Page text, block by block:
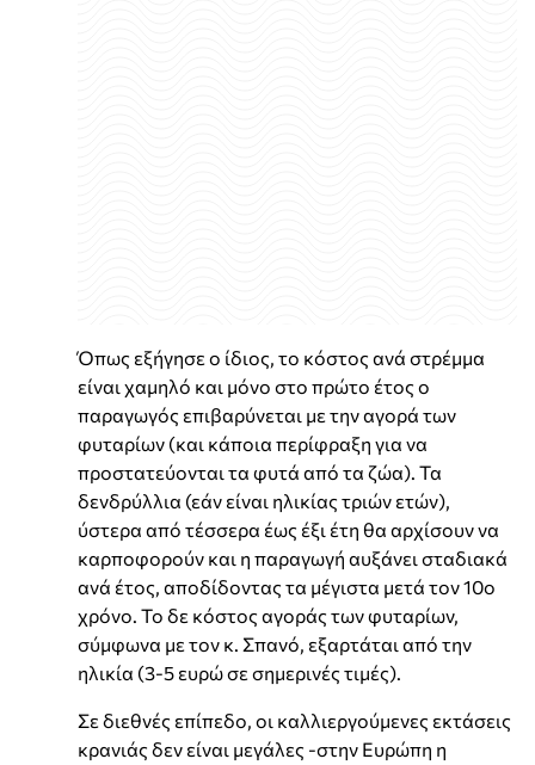
Όπως εξήγησε ο ίδιος, το κόστος ανά στρέμμα
είναι χαμηλό και μόνο στο πρώτο έτος ο
παραγωγός επιβαρύνεται με την αγορά των
φυταρίων (και κάποια περίφραξη για να
προστατεύονται τα φυτά από τα ζώα). Τα
δενδρύλλια (εάν είναι ηλικίας τριών ετών),
ύστερα από τέσσερα έως έξι έτη θα αρχίσουν να
καρποφορούν και η παραγωγή αυξάνει σταδιακά
ανά έτος, αποδίδοντας τα μέγιστα μετά τον 10ο
χρόνο. Το δε κόστος αγοράς των φυταρίων,
σύμφωνα με τον κ. Σπανό, εξαρτάται από την
ηλικία (3-5 ευρώ σε σημερινές τιμές).
Σε διεθνές επίπεδο, οι καλλιεργούμενες εκτάσεις
κρανιάς δεν είναι μεγάλες -στην Ευρώπη η